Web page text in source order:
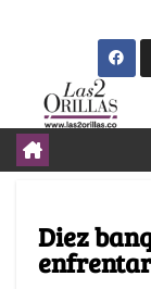
Diez